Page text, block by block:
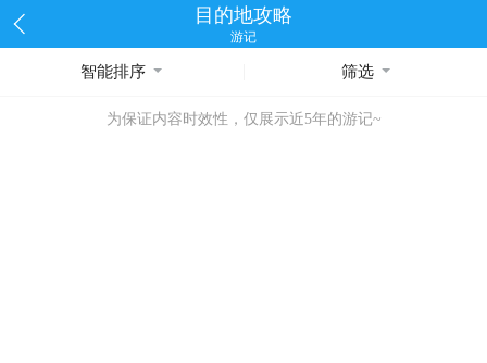
目的地攻略
游记
智能排序 筛选
为保证内容时效性，仅展示近5年的游记~